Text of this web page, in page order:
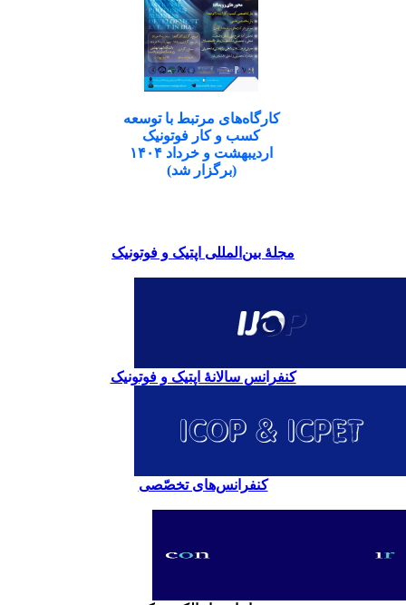
کارگاه‌های مرتبط با توسعه
کسب و کار فوتونیک
اردیبهشت و خرداد ۱۴۰۴
(برگزار شد)
مجلۀ بین‌المللی اپتیک و فوتونیک
کنفرانس سالانۀ اپتیک و فوتونیک
کنفرانس‌های تخصّصی